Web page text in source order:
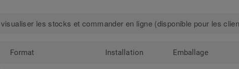
les stocks et commander en ligne (disponible pour les
Format Installation Emballage